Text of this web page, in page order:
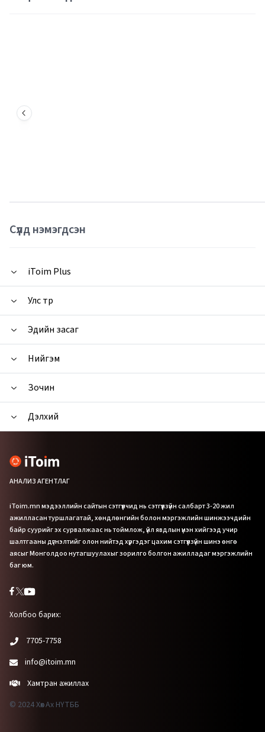
Сүүлд нэмэгдсэн
iToim Plus
Улс төр
Эдийн засаг
Нийгэм
Зочин
Дэлхий
АНАЛИЗ АГЕНТЛАГ
iToim.mn мэдээллийн сайтын сэтгүүлчид нь сэтгүүлзүйн салбарт 3-20 жил
ажилласан туршлагатай, хөндлөнгийн болон мэргэжлийн шинжээчдийн
байр суурийг эх сурвалжаас нь тоймлож, үйл явдлын үнэн хийгээд учир
шалтгааны дүгнэлтийг олон нийтэд хүргэдэг цахим сэтгүүлзүйн шинэ өнгө
аясыг Монголдоо нутагшуулахыг зорилго болгон ажилладаг мэргэжлийн
баг юм.
Холбоо барих:
7705-7758
info@itoim.mn
Хамтран ажиллах
© 2024 Хөх Ах НҮТББ